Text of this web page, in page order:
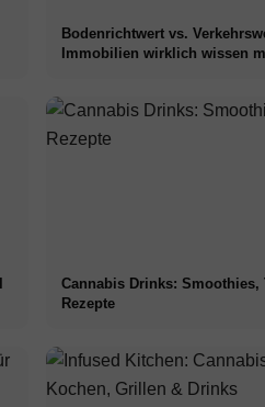
Bodenrichtwert vs.
Immobilien wirklich wissen
Cannabis Drinks: Smoothies,
Rezepte